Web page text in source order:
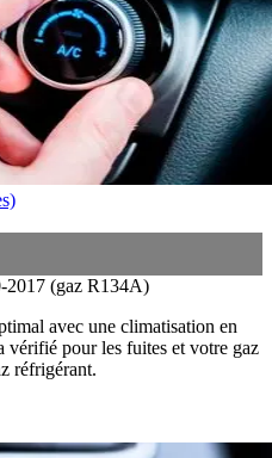
2017 (gaz R134A)
avec une climatisation en
vérifié pour les fuites et votre gaz
réfrigérant.